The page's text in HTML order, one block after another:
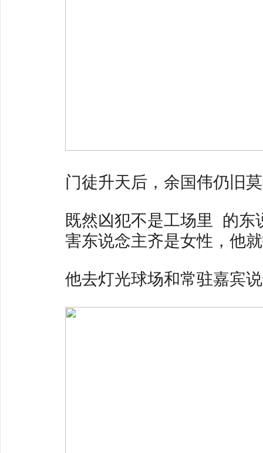
门徒升天后，余国伟仍旧
既然凶犯不是工场里 ‍ 的
害东说念主齐是女性，他
他去灯光球场和常驻嘉宾